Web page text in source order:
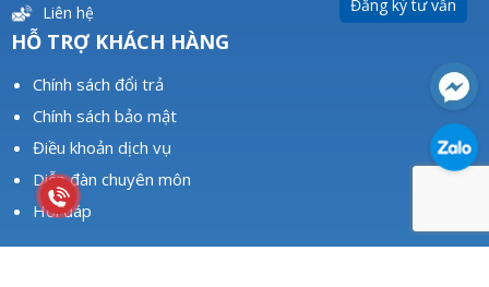
Đăng ký tư vấn
Liên hệ
HỖ TRỢ KHÁCH HÀNG
Chính sách đổi trả
Chính sách bảo mật
Điều khoản dịch vụ
Diễn đàn chuyên môn
Hỏi đáp